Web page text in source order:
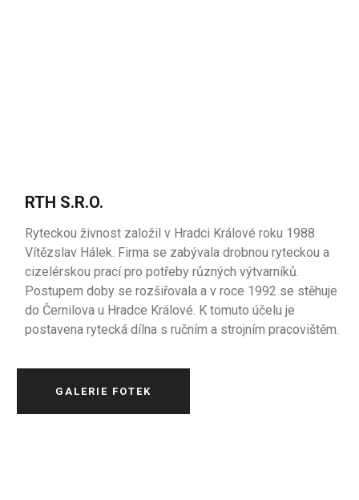
RTH S.R.O.
Ryteckou živnost založil v Hradci Králové roku 1988
Vítězslav Hálek. Firma se zabývala drobnou ryteckou a
cizelérskou prací pro potřeby různých výtvarníků.
Postupem doby se rozšiřovala a v roce 1992 se stěhuje
do Černilova u Hradce Králové. K tomuto účelu je
postavena rytecká dílna s ručním a strojním pracovištěm.
GALERIE FOTEK